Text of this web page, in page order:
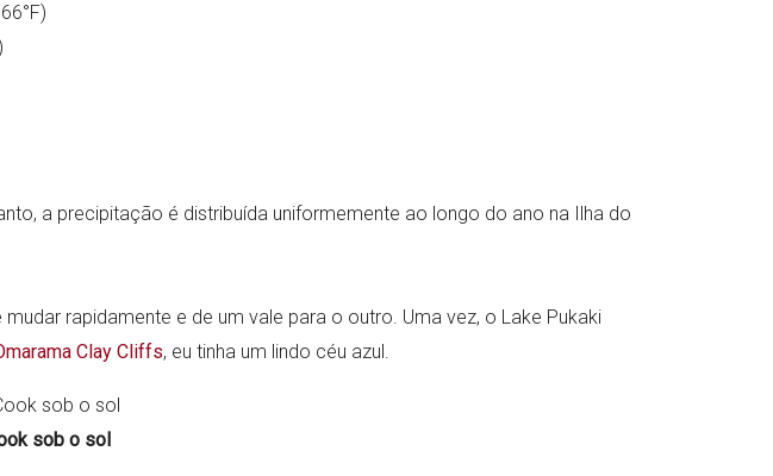
a precipitação é distribuída uniformemente ao longo do ano na Ilha do
rapidamente e de um vale para o outro. Uma vez, o Lake Pukaki
Clay Cliffs, eu tinha um lindo céu azul.
sob o sol